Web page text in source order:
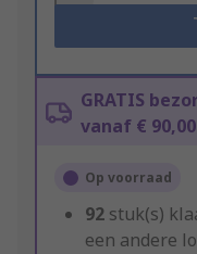
GRATIS
vanaf € 90,00
Op voorraad
92 stuk(s)
een andere